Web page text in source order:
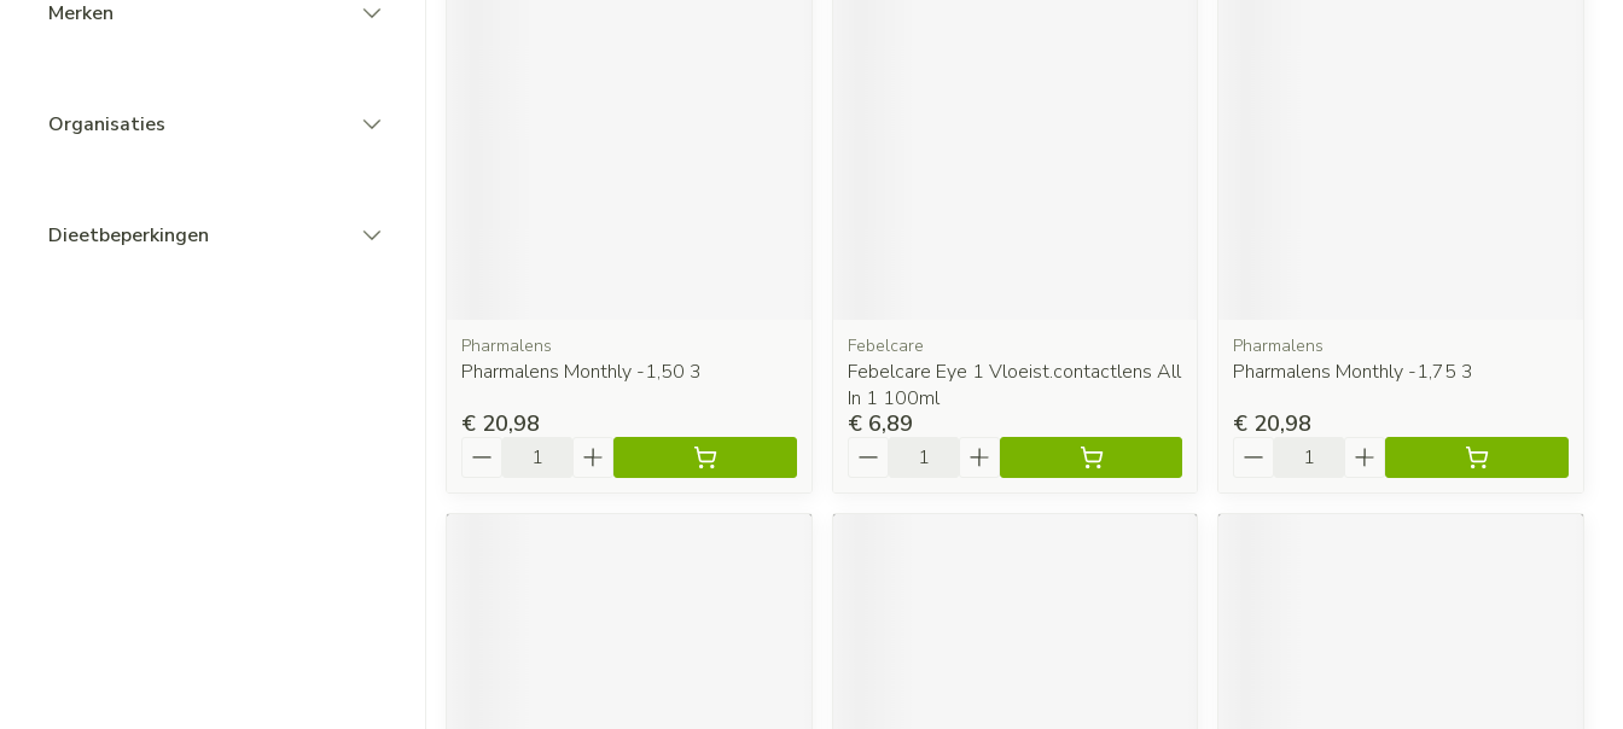
Merken
Organisaties
Dieetbeperkingen
Pharmalens
Pharmalens Monthly -1,50 3
€ 20,98
Febelcare
Febelcare Eye 1 Vloeist.contactlens All
In 1 100ml
€ 6,89
Pharmalens
Pharmalens Monthly -1,75 3
€ 20,98